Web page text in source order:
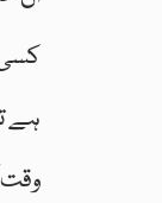
کسی
ہے